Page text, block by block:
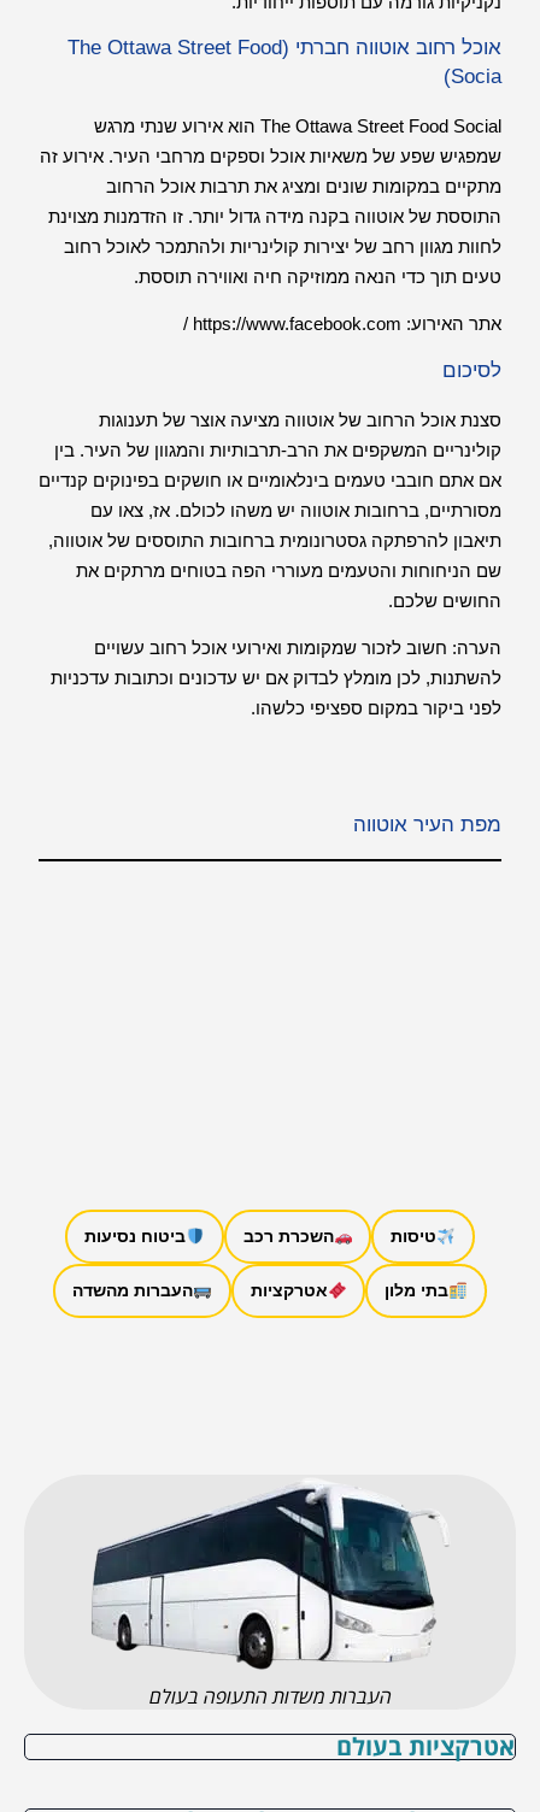
אוכל רחוב אוטווה חברתי (The Ottawa Street Food
Socia)
The Ottawa Street Food Social הוא אירוע שנתי מרגש
שמפגיש שפע של משאיות אוכל וספקים מרחבי העיר. אירוע זה
מתקיים במקומות שונים ומציג את תרבות אוכל הרחוב
התוססת של אוטווה בקנה מידה גדול יותר. זו הזדמנות מצוינת
לחוות מגוון רחב של יצירות קולינריות ולהתמכר לאוכל רחוב
טעים תוך כדי הנאה ממוזיקה חיה ואווירה תוססת.
אתר האירוע:
לסיכום
סצנת אוכל הרחוב של אוטווה מציעה אוצר של תענוגות
קולינריים המשקפים את הרב-תרבותיות והמגוון של העיר. בין
אם אתם חובבי טעמים בינלאומיים או חושקים בפינוקים קנדיים
מסורתיים, ברחובות אוטווה יש משהו לכולם. אז, צאו עם
תיאבון להרפתקה גסטרונומית ברחובות התוססים של אוטווה,
שם הניחוחות והטעמים מעוררי הפה בטוחים מרתקים את
החושים שלכם.
הערה: חשוב לזכור שמקומות ואירועי אוכל רחוב עשויים
להשתנות, לכן מומלץ לבדוק אם יש עדכונים וכתובות עדכניות
לפני ביקור במקום ספציפי כלשהו.
מפת העיר אוטווה
טיסות השכרת רכב ביטוח נסיעות
בתי מלון אטרקציות העברות מהשדה
העברות משדות התעופה בעולם
אטרקציות בעולם